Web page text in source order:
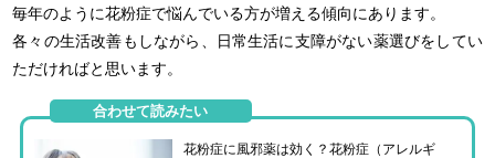
毎年のように花粉症で悩んでいる方が増える傾向にあります。
各々の生活改善もしながら、日常生活に支障がない薬選びをしてい
ただければと思います。
合わせて読みたい
花粉症に風邪薬は効く？花粉症（アレルギ